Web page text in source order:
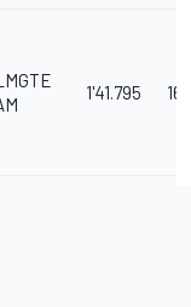
1'41.795